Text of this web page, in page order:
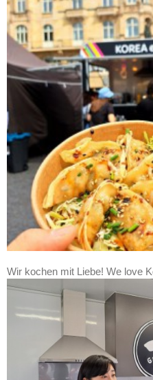
Wir kochen mit Liebe! We love